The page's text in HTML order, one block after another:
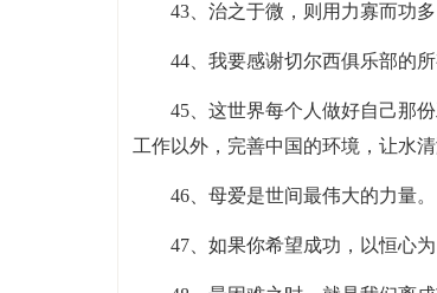
43、治之于微，则用力寡而功
44、我要感谢切尔西俱乐部的
45、这世界每个人做好自己那
工作以外，完善中国的环境，让水
46、母爱是世间最伟大的力量
47、如果你希望成功，以恒心